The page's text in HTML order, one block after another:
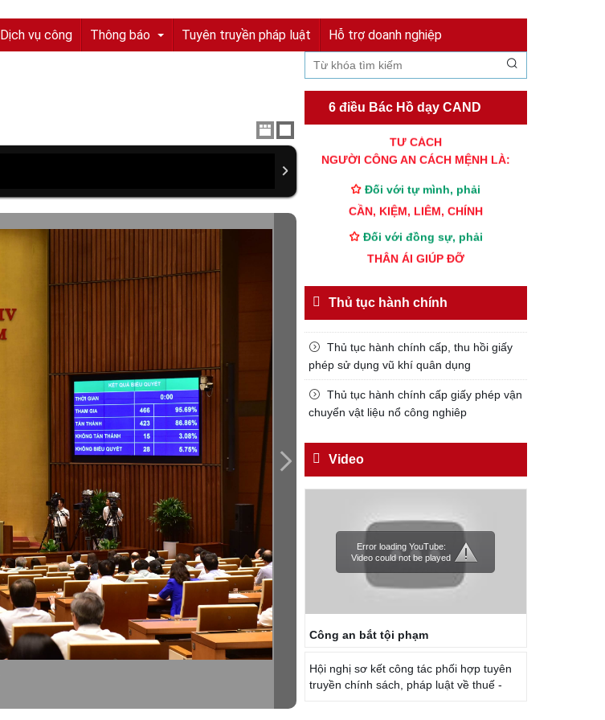
Đăng nhập Đăng ký
Dịch vụ công Thông báo
Tin tức từ UBND tỉnh
Tuyên truyền pháp luật Hỗ trợ doanh nghiệp
6 điều Bác Hồ dạy CAND
NGƯỜI CÔNG AN CÁCH MỆNH LÀ:
CẦN, KIỆM, LIÊM, CHÍNH
THÂN ÁI GIÚP ĐỠ
TUYỆT ĐỐI TRUNG THÀNH
Đối với nhân dân, phải
KÍNH TRỌNG LỄ PHÉP
Đối với công việc, phải
TẬN TỤY
Đối với địch, phải
Trích thư Chủ tịch Hồ Chí Minh
gửi Công an Khu XII,
Thủ tục hành chính
Thủ tục hành chính cấp, thu hồi giấy
phép sử dụng vũ khí quân dụng
Thủ tục hành chính cấp giấy phép vận
chuyển vật liệu nổ công nghiêp
Video
Error loading YouTube:
Video could not be played
Công an bắt tội phạm
Hội nghị sơ kết công tác phối hợp tuyên
truyền chính sách, pháp luật về thuế -